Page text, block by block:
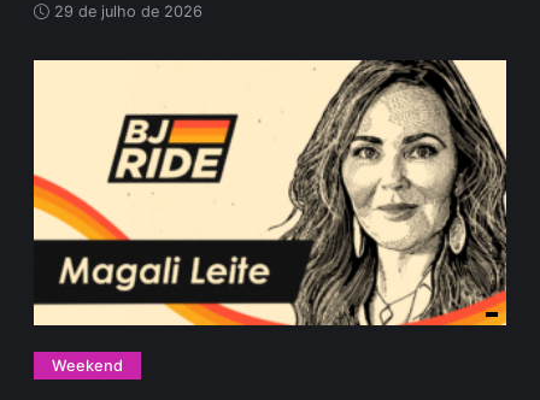
29 de julho de 2026
Weekend